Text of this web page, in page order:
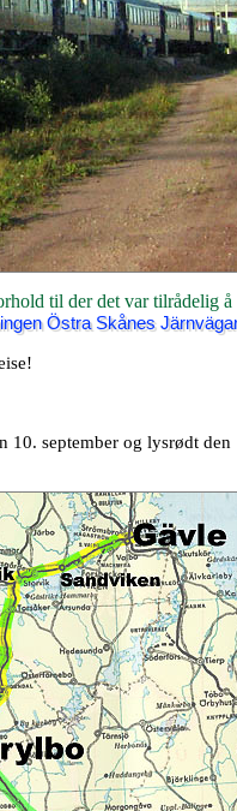
til der det var tilrådelig å
Östra Skånes
10. september og lysrødt den